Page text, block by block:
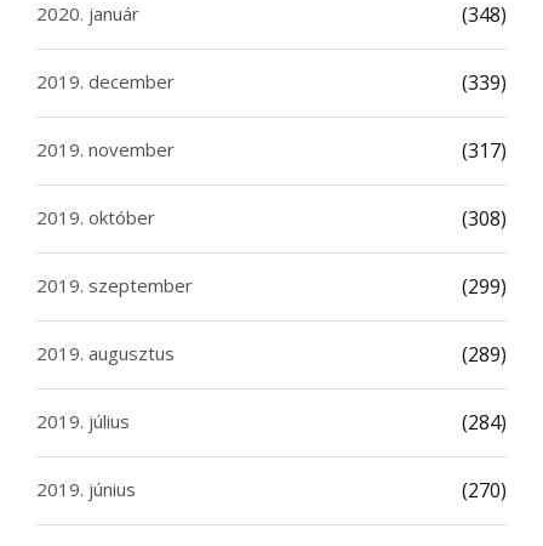
2020. január (348)
2019. december (339)
2019. november (317)
2019. október (308)
2019. szeptember (299)
2019. augusztus (289)
2019. július (284)
2019. június (270)